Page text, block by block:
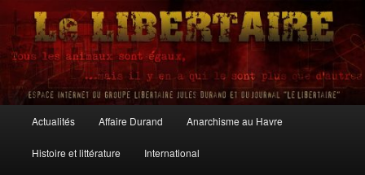
Aller
contenu
principal
Aller
contenu
secondaire
Le Libertaire
principal
Actualités Affaire Durand Anarchisme au Havre
Histoire et littérature International